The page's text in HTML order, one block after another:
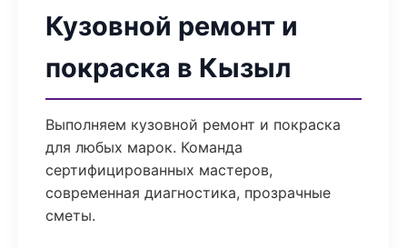
Кузовной ремонт и
покраска в Кызыл
Выполняем кузовной ремонт и покраска
для любых марок. Команда
сертифицированных мастеров,
современная диагностика, прозрачные
сметы.